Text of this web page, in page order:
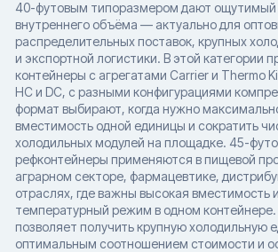
40-футовым типоразмером дают ощутимый
внутреннего объёма — актуально для
распределительных поставок, крупных
и экспортной логистики. В этой категории
контейнеры с агрегатами Carrier и Thermo
HC и DC, с разными конфигурациями
формат выбирают, когда нужно
вместимость одной единицы и сократить
холодильных модулей на площадке. 45-
рефконтейнеры применяются в пищевой
аграрном секторе, фармацевтике,
отраслях, где важны высокая вместимость
температурный режим в одном контейнере.
позволяет получить крупную холодильную
оптимальным соотношением стоимости и